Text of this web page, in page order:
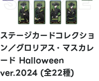
ステージカードコレクショ
ン／グロリアス・マスカレ
ード Halloween
ver.2024 (全22種)